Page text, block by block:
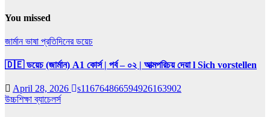
You missed
জার্মান ভাষা প্রতিদিনের ডয়েচ
🇩🇪 ডয়েচ (জার্মান) A1 কোর্স | পর্ব – ০২ | আত্মপরিচয় দেয়া l Sich vorstellen
April 28, 2026
s116764866594926163902
উচ্চশিক্ষাব্যাচেলর্স